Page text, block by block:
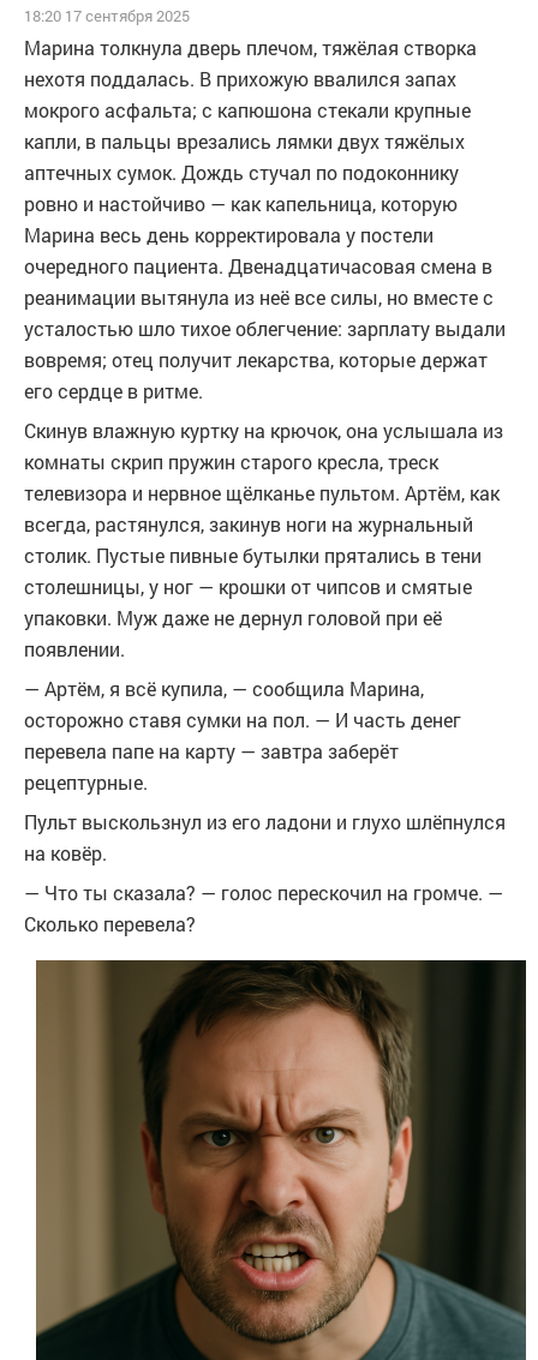
18:20 17 сентября 2025
Марина толкнула дверь плечом, тяжёлая створка
нехотя поддалась. В прихожую ввалился запах
мокрого асфальта; с капюшона стекали крупные
капли, в пальцы врезались лямки двух тяжёлых
аптечных сумок. Дождь стучал по подоконнику
ровно и настойчиво — как капельница, которую
Марина весь день корректировала у постели
очередного пациента. Двенадцатичасовая смена в
реанимации вытянула из неё все силы, но вместе с
усталостью шло тихое облегчение: зарплату выдали
вовремя; отец получит лекарства, которые держат
его сердце в ритме.
Скинув влажную куртку на крючок, она услышала из
комнаты скрип пружин старого кресла, треск
телевизора и нервное щёлканье пультом. Артём, как
всегда, растянулся, закинув ноги на журнальный
столик. Пустые пивные бутылки прятались в тени
столешницы, у ног — крошки от чипсов и смятые
упаковки. Муж даже не дернул головой при её
появлении.
— Артём, я всё купила, — сообщила Марина,
осторожно ставя сумки на пол. — И часть денег
перевела папе на карту — завтра заберёт
рецептурные.
Пульт выскользнул из его ладони и глухо шлёпнулся
на ковёр.
— Что ты сказала? — голос перескочил на громче. —
Сколько перевела?